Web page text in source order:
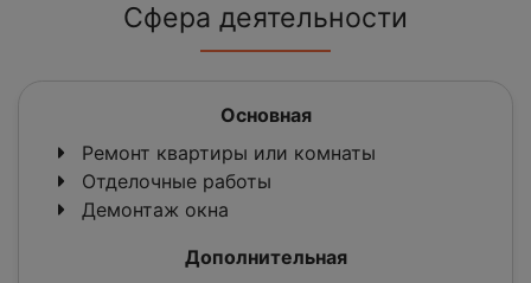
Сфера деятельности
Основная
Ремонт квартиры или комнаты
Отделочные работы
Демонтаж окна
Дополнительная